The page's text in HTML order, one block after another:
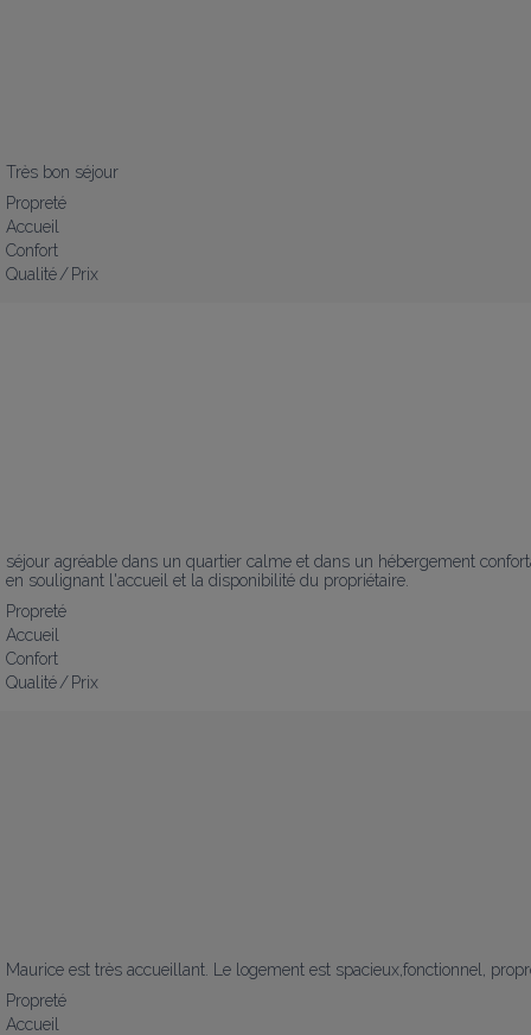
Très bon séjour
Propreté
Accueil
Confort
Qualité / Prix
séjour agréable dans un quartier calme et dans un hébergement
en soulignant l'accueil et la disponibilité du propriétaire.
Propreté
Accueil
Confort
Qualité / Prix
Maurice est très accueillant. Le logement est spacieux,fonctionnel,
Propreté
Accueil